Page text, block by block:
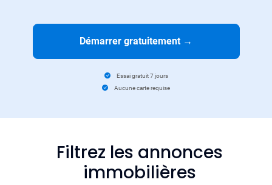
Démarrer gratuitement →
Essai gratuit 7 jours
Aucune carte requise
Filtrez les annonces
immobilières